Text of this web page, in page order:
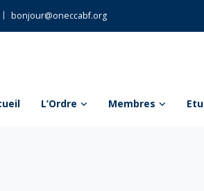
bonjour@oneccabf.org
L’Ordre Membres